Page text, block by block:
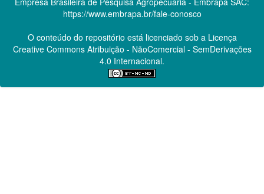
https://www.embrapa.br/fale-conosco
O conteúdo do repositório está licenciado sob a Licença
Creative CommonsAtribuição - NãoComercial - SemDerivações
4.0 Internacional.